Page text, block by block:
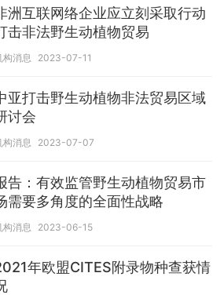
洲互联网络企业应立刻采取行动
击非法野生动植物贸易
构消息 2023-07-11
亚打击野生动植物非法贸易区域
讨会
构消息 2023-07-07
告：有效监管野生动植物贸易市
需要多角度的全面性战略
构消息 2023-06-15
年欧盟CITES附录物种查获情